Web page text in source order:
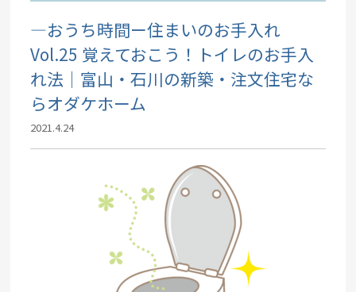
―おうち時間ー住まいのお手入れ
Vol.25 覚えておこう！トイレのお手入
れ法｜富山・石川の新築・注文住宅な
らオダケホーム
2021.4.24